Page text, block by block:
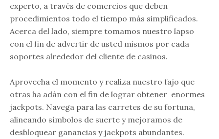
experto, a través de comercios que deben
procedimientos todo el tiempo más simplificados.
Acerca del lado, siempre tomamos nuestro lapso
con el fin de advertir de usted mismos por cada
soportes alrededor del cliente de casinos.
Aprovecha el momento y realiza nuestro fajo que
otras ha adán con el fin de lograr obtener enormes
jackpots. Navega para las carretes de su fortuna,
alineando símbolos de suerte y mejoramos de
desbloquear ganancias y jackpots abundantes.